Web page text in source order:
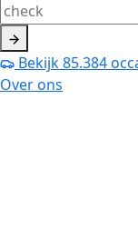
Bekijk85.384
Over ons